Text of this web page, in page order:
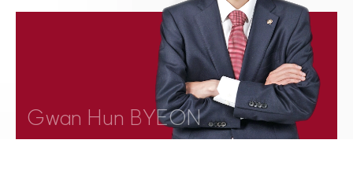
Gwan Hun BYEON